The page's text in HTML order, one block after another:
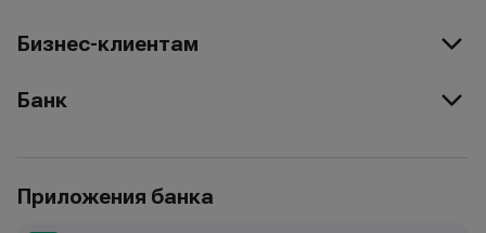
Бизнес-клиентам
Банк
Приложения банка